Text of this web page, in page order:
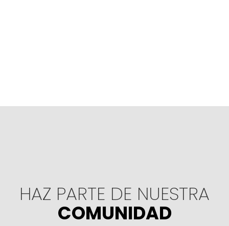
HAZ PARTE DE NUESTRA
COMUNIDAD